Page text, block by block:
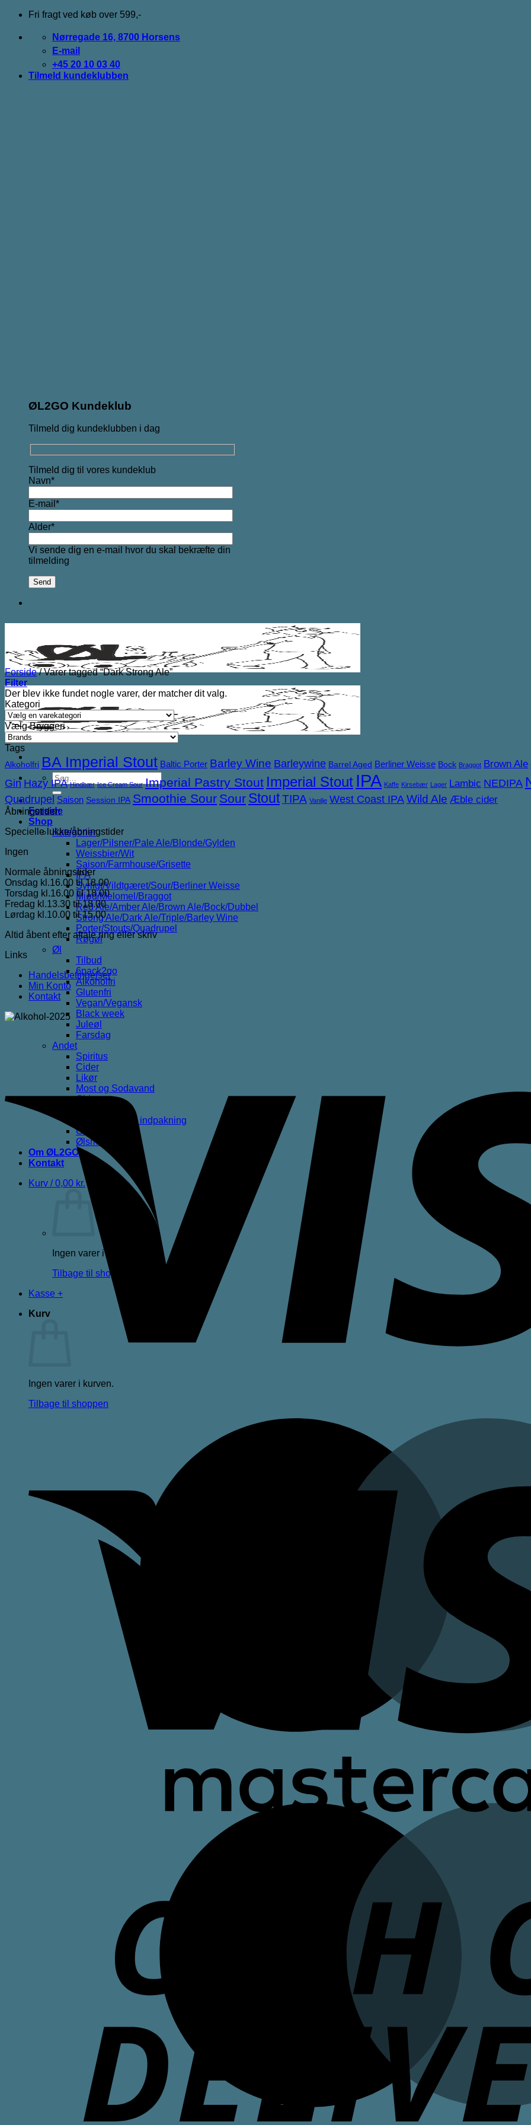
Fortsæt
indhold
Fri fragt ved køb over 599,-
Nørregade 16, 8700 Horsens
E-mail
+45 20 10 03 40
Tilmeld kundeklubben
ØL2GO Kundeklub
Tilmeld dig kundeklubben i dag
Tilmeld dig til vores kundeklub
Navn*
E-mail*
Alder*
Vi sende dig en e-mail hvor du skal bekræfte din
tilmelding
Søg
efter:
Forside
Shop
Kategorier
Lager/Pilsner/Pale Ale/Blonde/Gylden
Weissbier/Wit
Saison/Farmhouse/Grisette
IPA
Syrligt/Vildtgæret/Sour/Berliner Weisse
Mjød/Melomel/Braggot
Red Ale/Amber Ale/Brown Ale/Bock/Dubbel
Strong Ale/Dark Ale/Triple/Barley Wine
Porter/Stouts/Quadrupel
Røgøl
Øl
Tilbud
6pack2go
Alkoholfri
Glutenfri
Vegan/Vegansk
Black week
Juleøl
Farsdag
Andet
Spiritus
Cider
Likør
Most og Sodavand
Chips
Gaveæsker og indpakning
Glas
Ølsmagning
Om ØL2GO
Kontakt
Kurv /0,00 kr.
Ingen varer i kurven.
Tilbage til shoppen
Kasse +
Kurv
Ingen varer i kurven.
Tilbage til shoppen
Forside /Varer tagged “Dark Strong Ale”
Filter
Der blev ikke fundet nogle varer, der matcher dit valg.
Kategori
Vælg Bryggeri
Tags
Alkoholfri BA Imperial Stout Baltic Porter Barley Wine Barleywine Barrel Aged Berliner Weisse Bock Braggot Brown Ale
Gin Hazy IPA Hindbær Ice Cream Sour Imperial Pastry Stout Imperial Stout IPA Kaffe Kirsebær Lager Lambic NEDIPA
Quadrupel Saison Session IPA Smoothie Sour Sour StoutTIPA Vanilje West Coast IPAWild Ale Æble cider
Åbningstider:
Specielle lukke/åbningstider
Ingen
Normale åbningstider
Onsdag kl.16.00 til 18.00
Torsdag kl.16.00 til 18.00
Fredag kl.13.30 til 18.00
Lørdag kl.10.00 til 15.00
Altid åbent efter aftale ring eller skriv
Links
Handelsbetingelser
Min Konto
Kontakt